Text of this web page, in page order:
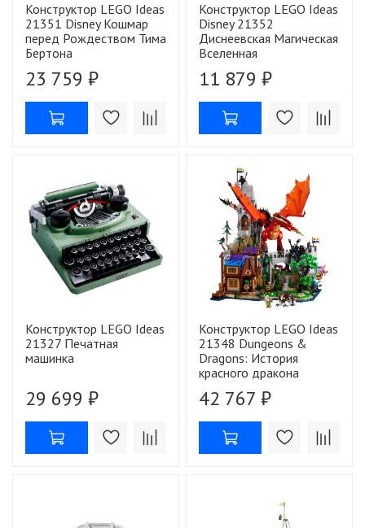
Конструктор LEGO Ideas
21351 Disney Кошмар
перед Рождеством Тима
Бертона
23 759 ₽
Конструктор LEGO Ideas
Disney 21352
Диснеевская Магическая
Вселенная
11 879 ₽
Конструктор LEGO Ideas
21327 Печатная
машинка
29 699 ₽
Конструктор LEGO Ideas
21348 Dungeons &
Dragons: История
красного дракона
42 767 ₽